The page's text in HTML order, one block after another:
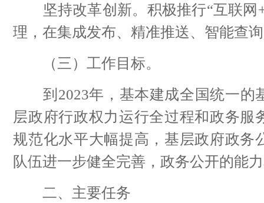
坚持改革创新。积极推行“互联网
理，在集成发布、精准推送、智能查
（三）工作目标。
到2023年，基本建成全国统一的
层政府行政权力运行全过程和政务服
规范化水平大幅提高，基层政府政务
队伍进一步健全完善，政务公开的能
二、主要任务